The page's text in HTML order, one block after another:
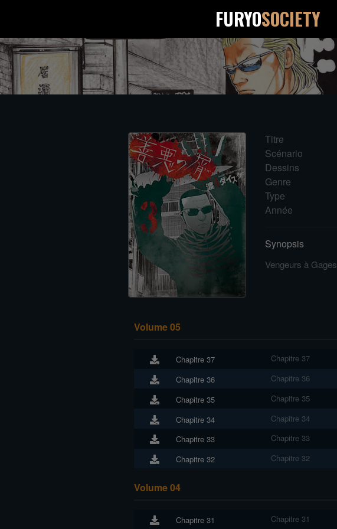
FURYOSOCIETY
Titre
Scénario
Dessins
Genre
Type
Année
Synopsis
Vengeurs à
Volume 05
Chapitre 37 Chapitre 37
Chapitre 36 Chapitre 36
Chapitre 35 Chapitre 35
Chapitre 34 Chapitre 34
Chapitre 33 Chapitre 33
Chapitre 32 Chapitre 32
Volume 04
Chapitre 31 Chapitre 31